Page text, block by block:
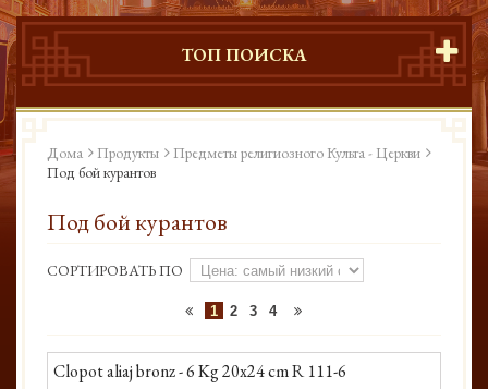
ТОП ПОИСКА
Дома Продукты
Предметы религиозного Культа - Церкви
Под бой курантов
Под бой курантов
СОРТИРОВАТЬ ПО
1 2 3 4
Clopot aliaj bronz - 6 Kg 20x24 cm R 111-6